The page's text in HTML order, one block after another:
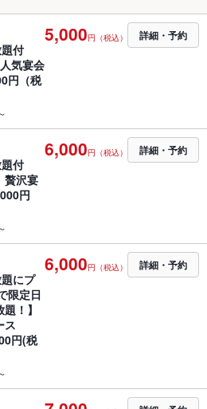
題付
気宴会
円（税
5,000円（税込） 詳細・予約
題付
沢宴
円
6,000円（税込） 詳細・予約
題にプ
限定日
！】
ス
円(税
6,000円（税込） 詳細・予約